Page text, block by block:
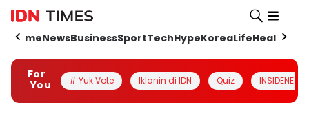
HomeNewsBusinessSportTechHypeKoreaLifeHealth
For
You
# Yuk Vote Iklanin di IDN Quiz INSIDENESIA